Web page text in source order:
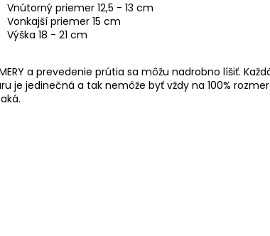
Vnútorný priemer 12,5 - 13 cm
Vonkajší priemer 15 cm
Výška 18 - 21 cm
a prevedenie prútia sa môžu nadrobno líšiť.
je jedinečná a tak nemôže byť vždy na 100%